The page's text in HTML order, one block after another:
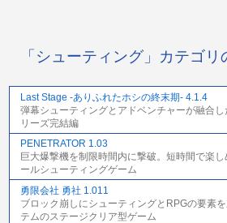
「シューティング」カテゴ
Last Stage -ありふれたホシの終末期- 4.1.4
弾幕シューティングとアドベンチャーが融合
リーズ完結編
PENETRATOR 1.03
巨大爆撃機を制限時間内に撃破。短時間で楽
ールシューティングゲーム
勇限会社 勇社 1.011
ブロック崩しにシューティングとRPGの要素
テムのステージクリア型ゲーム